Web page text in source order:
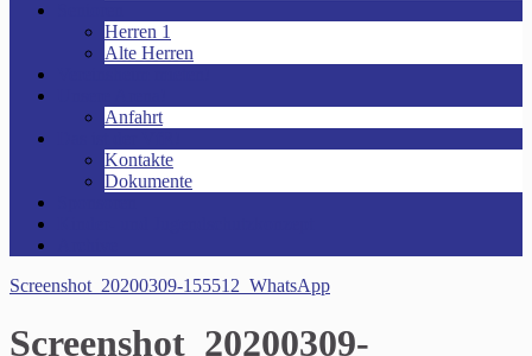
Herren 1
Alte Herren
Anfahrt
Kontakte
Dokumente
Screenshot_20200309-155512_WhatsApp
Screenshot_20200309-